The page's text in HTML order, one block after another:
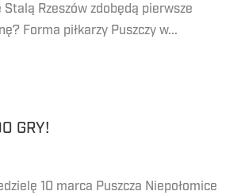
Stalą Rzeszów zdobędą pierwsze
Forma piłkarzy Puszczy w...
GRY!
10 marca Puszcza Niepołomice